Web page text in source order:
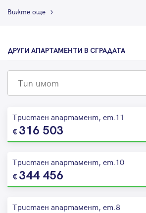
Вижте още
ДРУГИ АПАРТАМЕНТИ В СГРАДАТА
Тип имот
Тристаен апартамент, ет.11
316 503
Тристаен апартамент, ет.10
344 456
Тристаен апартамент, ет.8